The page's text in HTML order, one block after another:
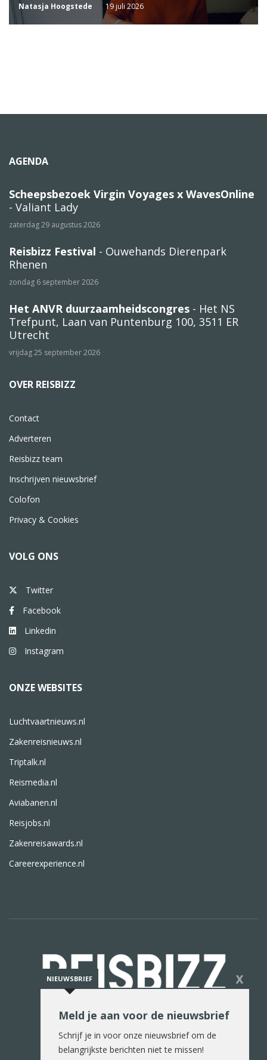
Natasja Hoogstede 19 juli 2026
AGENDA
Scheepsbezoek Virgin Voyages x WavesOnline
- Valiant Lady
zaterdag 29 augustus 2026
Reisbizz Festival - Ouwehands Dierenpark
Rhenen
zondag 6 september 2026
Het ANVR duurzaamheidscongres - Het NS
Trefpunt, Laan van Puntenburg 100, 3511 ER
Utrecht
vrijdag 25 september 2026
OVER REISBIZZ
Contact
Adverteren
Reisbizz team
Inschrijven nieuwsbrief
Colofon
Privacy & Cookies
VOLG ONS
Twitter
Facebook
Linkedin
Instagram
ONZE WEBSITES
Luchtvaartnieuws.nl
Zakenreisnieuws.nl
Triptalk.nl
Reismedia.nl
Aviabanen.nl
Reisjobs.nl
Zakenreisawards.nl
Careerexperience.nl
De reiswereld in woord en beeld
NIEUWSBRIEF X
Meld je aan voor de nieuwsbrief
Schrijf je in voor onze nieuwsbrief om de
belangrijkste berichten niet te missen!